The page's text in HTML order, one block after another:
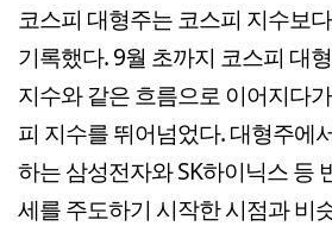
코스피 대형주는 코스피 지수보
기록했다. 9월 초까지 코스피 대
지수와 같은 흐름으로 이어지다
피 지수를 뛰어넘었다. 대형주에
하는 삼성전자와 SK하이닉스 등
세를 주도하기 시작한 시점과 비